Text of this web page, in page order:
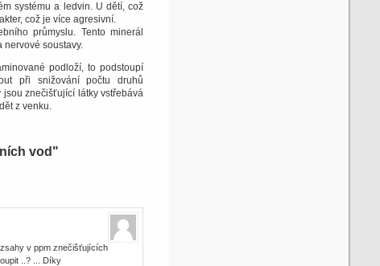
systému a ledvin. U dětí, což
což je více agresivní.
průmyslu. Tento minerál
nervové soustavy.
podloží, to podstoupí
při snižování počtu druhů
jsou znečišťující látky vstřebává
z venku.
vod"
v ppm znečišťujících
..? ... Díky